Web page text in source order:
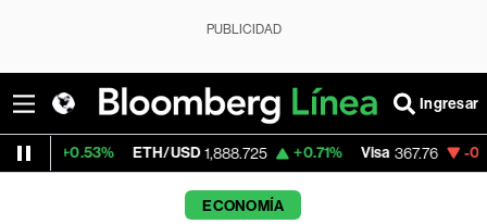
PUBLICIDAD
Ingresar
ETH/USD 1,888.725 +0.71% Visa 367.76 -0.50%
ECONOMÍA